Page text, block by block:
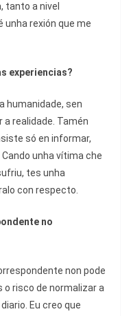
tanto a nivel
unha rexión que me
experiencias?
humanidade, sen
realidade. Tamén
só en informar,
unha vítima che
tes unha
con respecto.
no
non pode
o risco de normalizar a
Eu creo que